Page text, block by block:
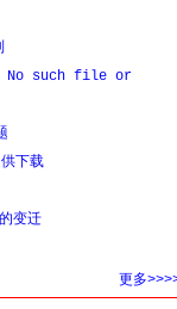
No such file or
下载
变迁
更多